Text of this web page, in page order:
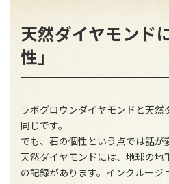
天然ダイヤモンド
性」
ラボグロウンダイヤモンドと天
同じです。
でも、石の個性という点では話が
天然ダイヤモンドには、地球の地
の記録があります。インクルージ